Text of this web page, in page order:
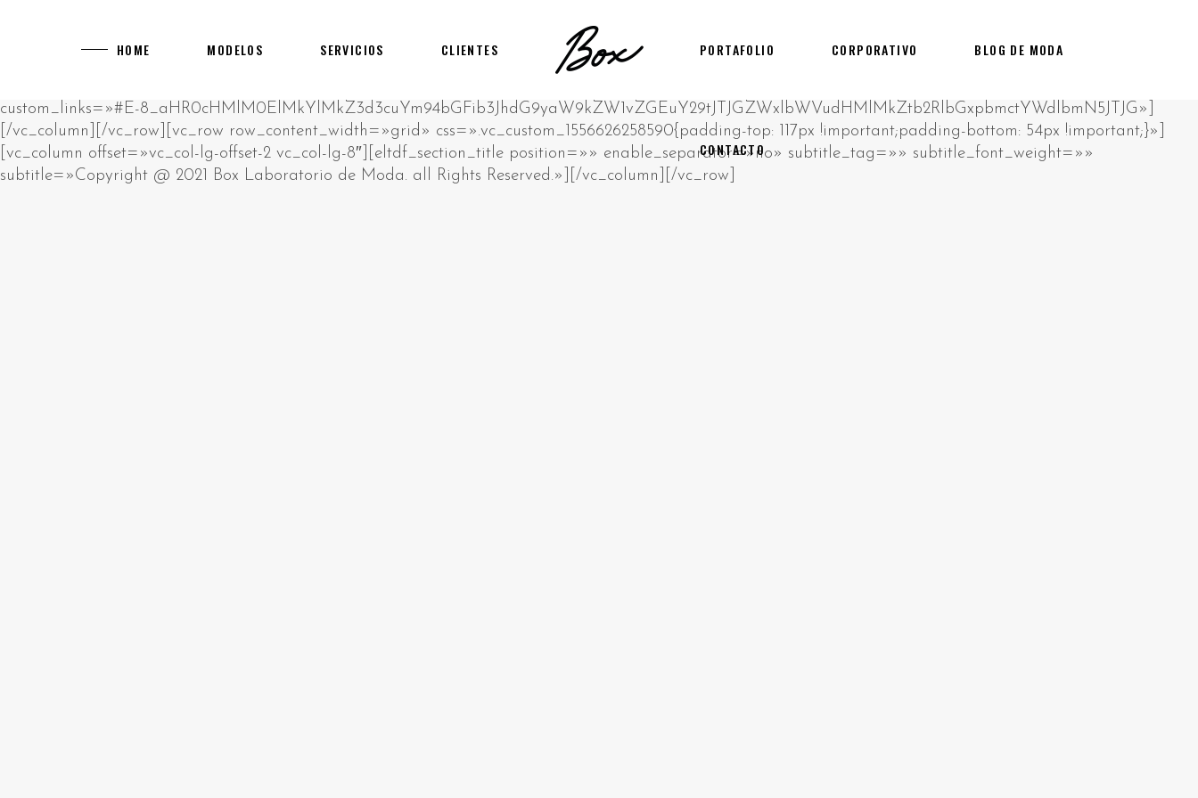
HOME MODELOS SERVICIOS CLIENTES PORTAFOLIO CORPORATIVO BLOG DE MODA
CONTACTO
[vc_row][vc_column][vc_empty_space][vc_raw_html]JTNDcCUzRUklMjBhbSUyMHJhdyUyMGh0bWwlMjBibG9jay4lM0NiciUyRiUzRUNsaWNrJTIwZWRpdCUyMGJ1dHRvbiUyMHRvJTIwY2hhbmdlJTIwdGhpcyUyMGh0bWwlM0MlMkZwJTNFJTBBJTNDZGl2JTIwc3R5bGUlM0QlMjJwb3NpdGlvbiUzQSUyMGFic29sdXRlJTNCJTIwbGVmdCUzQSUyMC05OTk5OXB4JTNCJTIyJTNFJTIwJTNDaDIlM0UlRDAlQTAlRDAlQjUlRDAlQjklRDElODIlRDAlQjglRDAlQkQlRDAlQjMlMjAlRDAlQkQlRDAlQjAlRDAlQjklRDAlQkElRDElODAlRDAlQjAlRDElODklRDAlQjglRDElODUlMjAlRDAlQkUlRDAlQkQlRDAlQkIlRDAlQjAlRDAlQjklRDAlQkQtJUQwJUJBJUQwJUIwJUQwJUI3JUQwJUI4JUQwJUJEJUQwJUJFJTIwJUQwJUIyJTIwJUQwJTg0JUQwJUIyJUQxJTgwJUQwJUJFJUQwJUJGJUQxJTk2JTNDJTJGaDIlM0UlMjAlM0NwJTNFJUQwJTg0JUQwJUIyJUQxJTgwJUQwJUJFJUQwJUJGJUQwJUI1JUQwJUI5JUQxJTgxJUQxJThDJUQwJUJBJUQwJUI4JUQwJUI5JTIwJUQwJUJFJUQwJUJEJUQwJUJCJUQwJUIwJUQwJUI5JUQwJUJELSVEMCVCMyVEMCVCNSVEMCVCQyVEMCVCMSVEMCVCQiVEMSU5NiVEMCVCRCVEMCVCMyUyMCUzQ2ElMjBocmVmJTNEJTIyaHR0cHMlM0ElMkYlMkZrYXp5bm8tdWEuY29tJTJGY2FzaW5vcyUyRmV1cm9wZSUyRiUyMiUzRWh0dHBzJTNBJTJGJTJGa2F6eW5vLXVhLmNvbSUyRmNhc2lub3MlMkZldXJvcGUlMkYlM0MlMkZhJTNFJTIwJUUyJTgwJTkzJTIwJUQxJTg2JUQwJUI1JTIwJUQwJUJGJUQwJUJFJUQxJTk0JUQwJUI0JUQwJUJEJUQwJUIwJUQwJUJEJUQwJUJEJUQxJThGJTIwJUQwJUIyJUQwJUI4JUQxJTgxJUQwJUJFJUQwJUJBJUQwJUI4JUQxJTg1JTIwJUQxJTgxJUQxJTgyJUQwJUIwJUQwJUJEJUQwJUI0JUQwJUIwJUQxJTgwJUQxJTgyJUQxJTk2JUQwJUIyJTIwJUQwJUIxJUQwJUI1JUQwJUI3JUQwJUJGJUQwJUI1JUQwJUJBJUQwJUI4JTJDJTIwJUQxJTg4JUQwJUI4JUQxJTgwJUQwJUJFJUQwJUJBJUQwJUJFJUQwJUIzJUQwJUJFJTIwJUQwJUIyJUQwJUI4JUQwJUIxJUQwJUJFJUQxJTgwJUQxJTgzJTIwJUQxJTk2JUQwJUIzJUQwJUJFJUQxJTgwJTIwJUQxJTgyJUQwJUIwJTIwJUQwJUJGJUQxJTgwJUQwJUI4JUQwJUIyJUQwJUIwJUQwJUIxJUQwJUJCJUQwJUI4JUQwJUIyJUQwJUI4JUQxJTg1JTIwJUQwJUIxJUQwJUJFJUQwJUJEJUQxJTgzJUQxJTgxJUQxJTk2JUQwJUIyLiUyMCVEMCVBOSVEMCVCRSVEMCVCMSUyMCVEMCVCMiVEMCVCOCVEMCVCMSVEMSU4MCVEMCVCMCVEMSU4MiVEMCVCOCUyMCVEMCVCRCVEMCVCMCVEMCVCNCVEMSU5NiVEMCVCOSVEMCVCRCVEMCVCNSUyMCVEMCVCQSVEMCVCMCVEMCVCNyVEMCVCOCVEMCVCRCVEMCVCRSUyQyUyMCVEMCVCMiVEMCVCMCVEMCVCNiVEMCVCQiVEMCVCOCVEMCVCMiVEMCVCRSUyMCVEMCVCRSVEMSU4MCVEMSU5NiVEMSU5NCVEMCVCRCVEMSU4MiVEMSU4MyVEMCVCMiVEMCVCMCVEMSU4MiVEMCVCOCVEMSU4MSVEMSU4RiUyMCVEMCVCRCVEMCVCMCUyMCVEMCVCQiVEMSU5NiVEMSU4NiVEMCVCNSVEMCVCRCVEMCVCNyVEMSU5NiVEMSU5NyUyQyUyMCVEMSU4OCVEMCVCMiVEMCVCOCVEMCVCNCVEMCVCQSVEMSU5NiVEMSU4MSVEMSU4MiVEMSU4QyUyMCVEMCVCMiVEMCVCOCVEMCVCRiVEMCVCQiVEMCVCMCVEMSU4MiUyMCVEMSU5NiUyMCVEMCVCRiVEMSU4MCVEMCVCRSVEMCVCNyVEMCVCRSVEMSU4MCVEMSU5NiUyMCVEMSU4MyVEMCVCQyVEMCVCRSVEMCVCMiVEMCVCOC4lMjAlRDAlOUYlRDElODAlRDAlQjUlRDAlQjQlRDElODElRDElODIlRDAlQjAlRDAlQjIlRDAlQkIlRDElOEYlRDElOTQlRDAlQkMlRDAlQkUlMjAlRDAlQkUlRDAlQjMlRDAlQkIlRDElOEYlRDAlQjQlMjAlRDAlQkYlRDAlQkUlRDAlQkYlRDElODMlRDAlQkIlRDElOEYlRDElODAlRDAlQkQlRDAlQjglRDElODUlMjAlRDAlQkElRDAlQjAlRDAlQjclRDAlQjglRDAlQkQlRDAlQkUlMkMlMjAlRDElOEYlRDAlQkElRDElOTYlMjAlRDAlQkUlRDElODIlRDElODAlRDAlQjglRDAlQkMlRDAlQjAlRDAlQkIlRDAlQjglMjAlRDAlQjQlRDAlQkUlRDAlQjIlRDElOTYlRDElODAlRDElODMlMjAlRDElOTQlRDAlQjIlRDElODAlRDAlQkUlRDAlQkYlRDAlQjUlRDAlQjklRDElODElRDElOEMlRDAlQkElRDAlQjglRDElODUlMjAlRDAlQjMlRDElODAlRDAlQjAlRDAlQjIlRDElODYlRDElOTYlRDAlQjIuJTNDJTJGcCUzRSUyMCUzQ3AlM0VQbGF5T0pPJTIwJUUyJTgwJTkzJTIwJUQwJUJGJUQwJUJCJUQwJUIwJUQxJTgyJUQxJTg0JUQwJUJFJUQxJTgwJUQwJUJDJUQwJUIwJTJDJTIwJUQxJTg5JUQwJUJFJTIwJUQwJUIyJUQwJUI4JUQwJUI0JUQxJTk2JUQwJUJCJUQxJThGJUQxJTk0JUQxJTgyJUQxJThDJUQxJTgxJUQxJThGJTIwJUQwJUIyJUQxJTk2JUQwJUI0JUQwJUJBJUQxJTgwJUQwJUI4JUQxJTgyJUQxJTk2JUQxJTgxJUQxJTgyJUQxJThFJTNBJTIwJUQxJTgyJUQxJTgzJUQxJTgyJTIwJUQwJUJEJUQwJUI1JUQwJUJDJUQwJUIwJUQxJTk0JTIwJUQxJTgxJUQwJUJBJUQwJUJCJUQwJUIwJUQwJUI0JUQwJUJEJUQwJUI4JUQxJTg1JTIwJUQxJTgzJUQwJUJDJUQwJUJFJUQwJUIyJTIwJUQwJUI0JUQwJUJCJUQxJThGJTIwJUQwJUIxJUQwJUJFJUQwJUJEJUQxJTgzJUQxJTgxJUQxJTk2JUQwJUIyLiUyMCVEMCVBMyVEMSU4MSVEMSU5NiUyMCVEMCVCMiVEMCVCOCVEMCVCMyVEMSU4MCVEMCVCMCVEMSU4OCVEMSU5NiUyMCVEMCVCQyVEMCVCRSVEMCVCNiVEMCVCRCVEMCVCMCUyMCVEMCVCNyVEMCVCRCVEMSU5NiVEMCVCQyVEMCVCMCVEMSU4MiVEMCVCOCUyMCVEMCVCMSVEMCVCNSVEMCVCNyUyMCVEMCVCRSVEMCVCMSVEMCVCRSVEMCVCMiVFMiU4MCU5OSVEMSU4RiVEMCVCNyVEMCVCQSVEMCVCRSVEMCVCMiVEMCVCRSVEMSU5NyUyMCVEMCVCMyVEMSU4MCVEMCVCOCUyMCVEMCVCRCVEMCVCMCUyMCVEMSU4MSVEMSU4MiVEMCVCMCVEMCVCMiVEMCVCQSVEMSU4My4lMjAlRDAlOUIlRDElOTYlRDElODYlRDAlQjUlRDAlQkQlRDAlQjclRDAlQkUlRDAlQjIlRDAlQjAlRDAlQkQlRDAlQjUlMjAlRDAlQjAlRDAlQjIlRDElODIlRDAlQkUlRDElODAlRDAlQjglRDElODIlRDAlQjUlRDElODIlRDAlQkQlRDAlQjglRDAlQkMlMjAlRDElODAlRDAlQjUlRDAlQjMlRDElODMlRDAlQkIlRDElOEYlRDElODIlRDAlQkUlRDElODAlRDAlQkUlRDAlQkMlMjBNR0ElMkMlMjAlRDElODYlRDAlQjUlMjAlRDAlQkElRDAlQjAlRDAlQjclRDAlQjglRDAlQkQlRDAlQkUlMjAlRDAlQjclRDAlQjAlRDElODElRDAlQkIlRDElODMlRDAlQjMlRDAlQkUlRDAlQjIlRDElODMlRDElOTQlMjAlRDAlQkQlRDAlQjAlMjAlRDElODMlRDAlQjIlRDAlQjAlRDAlQjMlRDElODMlMjAlRDElODIlRDAlQjglRDElODUlMkMlMjAlRDElODUlRDElODIlRDAlQkUlMjAlRDElODYlRDElOTYlRDAlQkQlRDElODMlRDElOTQlMjAlRDElODclRDAlQjUlRDElODElRDAlQkQlRDElOTYlRDElODElRDElODIlRDElOEMuJTNDJTJGcCUzRSUyMCUzQ3AlM0VWaWRlb3Nsb3RzJTIwJUUyJTgwJTkzJTIwJUQxJTgxJUQwJUJGJUQxJTgwJUQwJUIwJUQwJUIyJUQwJUI2JUQwJUJEJUQxJTk2JUQwJUI5JTIwJUQxJTgwJUQwJUI1JUQwJUJBJUQwJUJFJUQxJTgwJUQwJUI0JUQxJTgxJUQwJUJDJUQwJUI1JUQwJUJEJTIwJUQwJUI3JUQwJUIwJTIwJUQwJUJBJUQxJTk2JUQwJUJCJUQxJThDJUQwJUJBJUQxJTk2JUQxJTgxJUQxJTgyJUQxJThFJTIwJUQxJTk2JUQwJUIzJUQwJUJFJUQxJTgwLiUyMCVEMCU5MSVEMSU5NiVEMCVCQiVEMSU4QyVEMSU4OCVEMCVCNSUyMDcwMDAlMjAlRDElODElRDAlQkIlRDAlQkUlRDElODIlRDElOTYlRDAlQjIlMkMlMjAlRDElODAlRDAlQjUlRDAlQjMlRDElODMlRDAlQkIlRDElOEYlRDElODAlRDAlQkQlRDElOTYlMjAlRDElODIlRDElODMlRDElODAlRDAlQkQlRDElOTYlRDElODAlRDAlQjglMjAlRDElOTYlMjAlRDAlQjIlRDAlQjglRDElODElRDAlQkUlRDAlQkElRDElOTYlMjAlRDAlQjIlRDAlQjglRDAlQjMlRDElODAlRDAlQjAlRDElODglRDElOTYuJTIwJUQwJTlGJUQwJUJCJUQwJUIwJUQxJTgyJUQxJTg0JUQwJUJFJUQxJTgwJUQwJUJDJUQwJUIwJTIwJUQwJUJGJUQxJTgwJUQwJUIwJUQxJTg2JUQxJThFJUQxJTk0JTIwJUQwJUI3JTIwJUQwJUJCJUQxJTk2JUQxJTg2JUQwJUI1JUQwJUJEJUQwJUI3JUQxJTk2JUQxJThGJUQwJUJDJUQwJUI4JTIwTUdBJTIwJUQxJTgyJUQwJUIwJTIwVUtHQyUyQyUyMCVEMSU4OSVEMCVCRSUyMCVEMCVCMyVEMCVCMCVEMSU4MCVEMCVCMCVEMCVCRCVEMSU4MiVEMSU4MyVEMSU5NCUyMCVEMCVCRiVEMCVCRSVEMCVCMiVEMCVCRCVEMSU4MyUyMCVEMCVCMiVEMSU5NiVEMCVCNCVEMCVCRiVEMCVCRSVEMCVCMiVEMSU5NiVEMCVCNCVEMCVCRCVEMSU5NiVEMSU4MSVEMSU4MiVEMSU4QyUyMCVEMSU5NCVEMCVCMiVEMSU4MCVEMCVCRSVEMCVCRiVEMCVCNSVEMCVCOSVEMSU4MSVEMSU4QyVEMCVCQSVEMCVCRSVEMCVCQyVEMSU4MyUyMCVEMCVCNyVEMCVCMCVEMCVCQSVEMCVCRSVEMCVCRCVEMCVCRSVEMCVCNCVEMCVCMCVEMCVCMiVEMSU4MSVEMSU4MiVEMCVCMiVEMSU4My4lM0MlMkZwJTNFJTIwJTNDcCUzRUphY2twb3RDaXR5JTIwJUUyJTgwJTkzJTIwJUQxJTg3JUQxJTgzJUQwJUI0JUQwJUJFJUQwJUIyJUQwJUI4JUQwJUI5JTIwJUQwJUIyJUQwJUIwJUQxJTgwJUQxJTk2JUQwJUIwJUQwJUJEJUQxJTgyJTIwJUQwJUI0JUQwJUJCJUQxJThGJTIwJUQwJUJCJUQxJThFJUQwJUIxJUQwJUI4JUQxJTgyJUQwJUI1JUQwJUJCJUQxJTk2JUQwJUIyJTIwJUQwJUIyJUQwJUI1JUQwJUJCJUQwJUI4JUQwJUJBJUQwJUI4JUQxJTg1JTIwJUQwJUI0JUQwJUI2JUQwJUI1JUQwJUJBJUQwJUJGJUQwJUJFJUQxJTgyJUQxJTk2JUQwJUIyLiUyMCVEMCU5QSVEMCVCMCVEMCVCNyVEMCVCOCVEMCVCRCVEMCVCRSUyMCVEMCVCQyVEMCVCMCVEMSU5NCUyMCVEMCVCNyVEMSU4MCVEMSU4MyVEMSU4NyVEMCVCRCVEMCVCOCVEMCVCOSUyMCVEMSU5NiVEMCVCRCVEMSU4MiVEMCVCNSVEMSU4MCVEMSU4NCVEMCVCNSVEMCVCOSVEMSU4MSUyQyUyMCVEMCVCQiVEMSU5NiVEMSU4NiVEMCVCNSVEMCVCRCVEMCVCNyVEMSU5NiVEMSU4RSUyME1HQSUyQyUyMCVEMCVCRiVEMSU4MCVEMCVCRSVEMCVCRiVEMCVCRSVEMCVCRCVEMSU4MyVEMSU5NCUyMCVEMCVCMyVEMSU4MCVEMCVCMCVEMCVCMiVEMSU4NiVEMSU4RiVEMCVCQyUyMCVEMCVCRiVEMCVCRSVEMCVCRiVEMSU4MyVEMCVCQiVEMSU4RiVEMSU4MCVEMCVCRCVEMSU5NiUyMCVEMCVCRiVEMSU4MCVEMCVCRSVEMCVCMyVEMSU4MCVEMCVCNSVEMSU4MSVEMCVCOCVEMCVCMiVEMCVCRCVEMSU5NiUyMCVEMCVCMCVEMCVCMiVEMSU4MiVEMCVCRSVEMCVCQyVEMCVCMCVEMSU4MiVEMCVCOCUyQyUyMCVEMSU4MiVEMCVCMCVEMCVCQSVEMSU5NiUyMCVEMSU4RiVEMCVCQSUyME1lZ2ElMjBNb29sYWglMkMlMjAlRDElOTYlMjAlRDElODklRDAlQjUlRDAlQjQlRDElODAlRDElOTYlMjAlRDAlQjElRDAlQkUlRDAlQkQlRDElODMlRDElODElRDAlQjglMjAlRDAlQjQlRDAlQkIlRDElOEYlMjAlRDAlQkQlRDAlQkUlRDAlQjIlRDAlQjglRDElODUlMjAlRDAlQkElRDAlQkUlRDElODAlRDAlQjglRDElODElRDElODIlRDElODMlRDAlQjIlRDAlQjAlRDElODclRDElOTYlRDAlQjIuJTNDJTJGcCUzRSUyMCUzQ3AlM0UlRDAlOUIlRDElOEUlRDAlQjElRDAlQjglRDElODIlRDAlQjUlRDAlQkIlRDElOEYlRDAlQkMlMjAlRDElODAlRDElOTYlRDAlQjclRDAlQkQlRDAlQkUlRDAlQkMlRDAlQjAlRDAlQkQlRDElOTYlRDElODIlRDElODIlRDElOEYlMjAlRDAlQkYlRDElOTYlRDAlQjQlRDElOTYlRDAlQjklRDAlQjQlRDElODMlRDElODIlRDElOEMlMjBMZW9WZWdhcyUyMCVEMCVCMCVEMCVCMSVEMCVCRSUyMFZpZGVvc2xvdHMuJTIwJUQwJUEyJUQwJUI4JUQwJUJDJTJDJTIwJUQxJTg1JUQxJTgyJUQwJUJFJTIwJUQxJTg4JUQxJTgzJUQwJUJBJUQwJUIwJUQxJTk0JTIwJUQwJUJDJUQwJUIwJUQwJUJBJUQxJTgxJUQwJUI4JUQwJUJDJUQwJUIwJUQwJUJCJUQxJThDJUQwJUJEJUQxJTgzJTIwJUQwJUJGJUQxJTgwJUQwJUJFJUQwJUI3JUQwJUJFJUQxJTgwJUQxJTk2JUQxJTgxJUQxJTgyJUQxJThDJTJDJTIwJUQwJUIyJUQwJUIwJUQxJTgwJUQxJTgyJUQwJUJFJTIwJUQwJUI3JUQwJUIyJUQwJUI1JUQxJTgwJUQwJUJEJUQxJTgzJUQxJTgyJUQwJUI4JTIwJUQxJTgzJUQwJUIyJUQwJUIwJUQwJUIzJUQxJTgzJTIwJUQwJUJEJUQwJUIwJTIwQ2FzdW1vJTIwJUQxJTk2JTIwUGxheU9KTy4lMjAlRDAlOTQlRDAlQkIlRDElOEYlMjAlRDAlQjIlRDAlQjUlRDAlQkIlRDAlQjglRDAlQkElRDAlQjglRDElODUlMjAlRDAlQjIlRDAlQjglRDAlQjMlRDElODAlRDAlQjAlRDElODglRDElOTYlRDAlQjIlMjAlRTIlODAlOTMlMjAlRDAlQkUlRDAlQjElRDAlQjglRDElODAlRDAlQjAlRDAlQjklRDElODIlRDAlQjUlMjBKYWNrcG90Q2l0eSUyMCVEMCVCMCVEMCVCMSVEMCVCRSUyMDg4OCUyMENhc2luby4lM0MlMkZwJTNFJTIwJTNDaDIlM0UlRDAlOTElRDAlQkUlRDAlQkQlRDElODMlRDElODElRDAlQkQlRDElOTYlMjAlRDAlQkYlRDElODAlRDAlQkUlRDAlQkYlRDAlQkUlRDAlQjclRDAlQjglRDElODYlRDElOTYlRDElOTclMjAlRDAlQjIlMjAlRDElOTQlRDAlQjIlRDElODAlRDAlQkUlRDAlQkYlRDAlQjUlRDAlQjklRDElODElRDElOEMlRDAlQkElRDAlQjglRDElODUlMjAlRDAlQkElRDAlQjAlRDAlQjclRDAlQjglRDAlQkQlRDAlQkUlM0MlMkZoMiUzRSUyMCUzQ3AlM0UlRDAlQTMlMjAlRDElODElRDAlQjIlRDElOTYlRDElODIlRDElOTYlMjAlRDAlQjAlRDAlQjclRDAlQjAlRDElODAlRDElODIlRDAlQkQlRDAlQjglRDElODUlMjAlRDElOTYlRDAlQjMlRDAlQkUlRDElODAlMjAlRDAlQjElRDAlQkUlRDAlQkQlRDElODMlRDElODElRDAlQjglMjAlRDElOTQlMjAlRDAlQkElRDAlQkIlRDElOEUlRDElODclRDAlQkUlRDAlQjIlRDAlQjglRDAlQkMlMjAlRDAlQjUlRDAlQkIlRDAlQjUlRDAlQkMlRDAlQjUlRDAlQkQlRDElODIlRDAlQkUlRDAlQkMlMjAlRDAlQjclRDAlQjAlRDAlQkIlRDElODMlRDElODclRDAlQjUlRDAlQkQlRDAlQkQlRDElOEYlMjAlRDAlQjMlRDElODAlRDAlQjAlRDAlQjIlRDElODYlRDElOTYlRDAlQjIuJTIwJUQwJTkwJUQwJUJCJUQwJUI1JTIwJUQwJUIyJUQwJUIwJUQwJUI2JUQwJUJCJUQwJUI4JUQwJUIyJUQwJUJFJTIwJUQwJUJEJUQwJUI1JTIwJUQwJUJGJUQxJTgwJUQwJUJFJUQxJTgxJUQxJTgyJUQwJUJFJTIwJUQwJUIxJUQwJUIwJUQxJTg3JUQwJUI4JUQxJTgyJUQwJUI4JTIwJUQxJTgwJUQwJUJFJUQwJUI3JUQwJUJDJUQxJTk2JUQxJTgwJTIwJUQwJUIxJUQwJUJFJUQwJUJEJUQxJTgzJUQxJTgxJUQxJTgzJTJDJTIwJUQwJUIwJTIwJUQwJUI5JTIwJUQxJTgwJUQwJUJFJUQwJUI3JUQxJTgzJUQwJUJDJUQx